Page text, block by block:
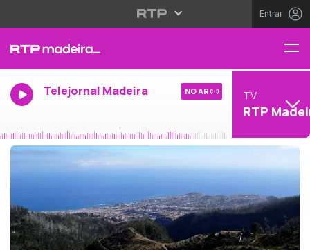
Entrar
Telejornal Madeira NO AR TV
RTP